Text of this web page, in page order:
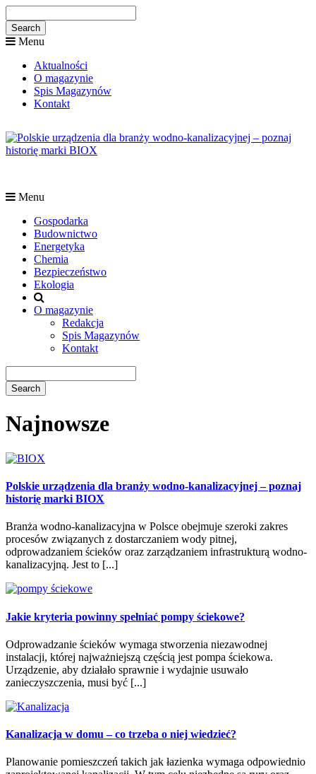
Menu
Aktualności
O magazynie
Spis Magazynów
Kontakt
Menu
Gospodarka
Budownictwo
Energetyka
Chemia
Bezpieczeństwo
Ekologia
O magazynie
Redakcja
Spis Magazynów
Kontakt
Najnowsze
Polskie urządzenia dla branży wodno-kanalizacyjnej – poznaj
historię marki BIOX
Branża wodno-kanalizacyjna w Polsce obejmuje szeroki zakres
procesów związanych z dostarczaniem wody pitnej,
odprowadzaniem ścieków oraz zarządzaniem infrastrukturą wodno-
kanalizacyjną. Jest to [...]
Jakie kryteria powinny spełniać pompy ściekowe?
Odprowadzanie ścieków wymaga stworzenia niezawodnej
instalacji, której najważniejszą częścią jest pompa ściekowa.
Urządzenie, aby działało sprawnie i wydajnie usuwało
zanieczyszczenia, musi być [...]
Kanalizacja w domu – co trzeba o niej wiedzieć?
Planowanie pomieszczeń takich jak łazienka wymaga odpowiednio